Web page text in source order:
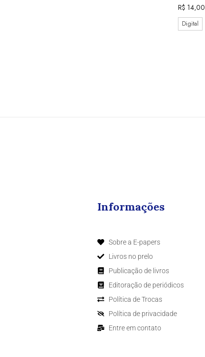
R$ 14,00
Digital
Informações
Sobre a E-papers
Livros no prelo
Publicação de livros
Editoração de periódicos
Política de Trocas
Política de privacidade
Entre em contato